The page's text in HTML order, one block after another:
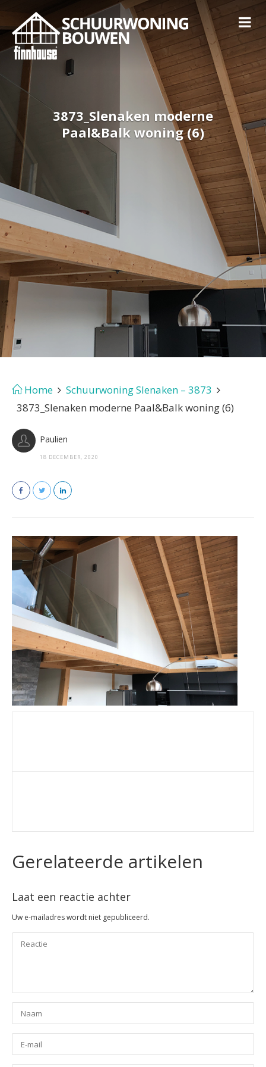
3873_Slenaken moderne
Paal&Balk woning (6)
Home
Schuurwoning Slenaken – 3873
3873_Slenaken moderne Paal&Balk woning (6)
Paulien
18 DECEMBER, 2020
Gerelateerde artikelen
Laat een reactie achter
Uw e-mailadres wordt niet gepubliceerd.